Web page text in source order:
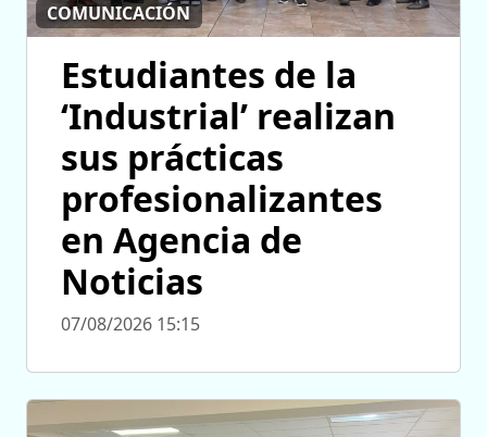
COMUNICACIÓN
Estudiantes de la
‘Industrial’ realizan
sus prácticas
profesionalizantes
en Agencia de
Noticias
07/08/2026 15:15